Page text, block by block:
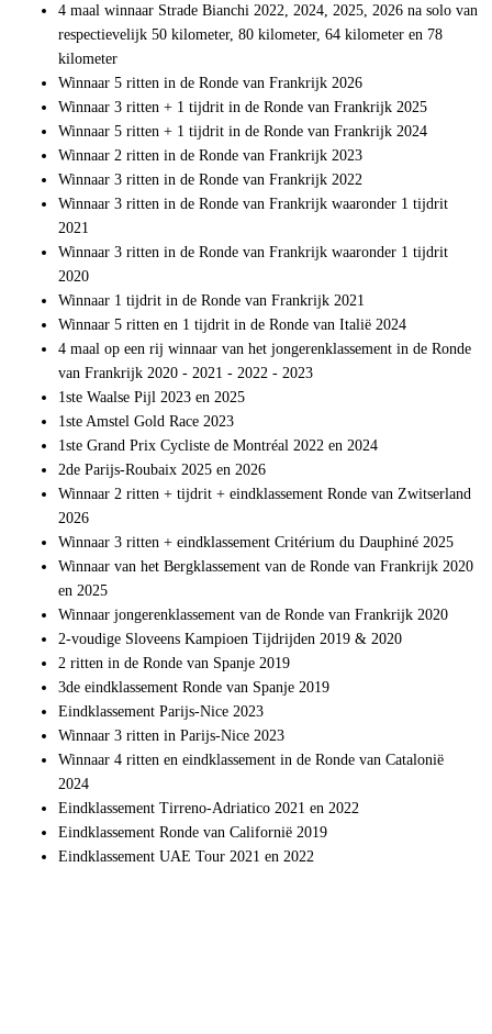
4 maal winnaar Strade Bianchi 2022, 2024, 2025, 2026 na solo van
respectievelijk 50 kilometer, 80 kilometer, 64 kilometer en 78
kilometer
Winnaar 5 ritten in de Ronde van Frankrijk 2026
Winnaar 3 ritten + 1 tijdrit in de Ronde van Frankrijk 2025
Winnaar 5 ritten + 1 tijdrit in de Ronde van Frankrijk 2024
Winnaar 2 ritten in de Ronde van Frankrijk 2023
Winnaar 3 ritten in de Ronde van Frankrijk 2022
Winnaar 3 ritten in de Ronde van Frankrijk waaronder 1 tijdrit
2021
Winnaar 3 ritten in de Ronde van Frankrijk waaronder 1 tijdrit
2020
Winnaar 1 tijdrit in de Ronde van Frankrijk 2021
Winnaar 5 ritten en 1 tijdrit in de Ronde van Italië 2024
4 maal op een rij winnaar van het jongerenklassement in de Ronde
van Frankrijk 2020 - 2021 - 2022 - 2023
1ste Waalse Pijl 2023 en 2025
1ste Amstel Gold Race 2023
1ste Grand Prix Cycliste de Montréal 2022 en 2024
2de Parijs-Roubaix 2025 en 2026
Winnaar 2 ritten + tijdrit + eindklassement Ronde van Zwitserland
2026
Winnaar 3 ritten + eindklassement Critérium du Dauphiné 2025
Winnaar van het Bergklassement van de Ronde van Frankrijk 2020
en 2025
Winnaar jongerenklassement van de Ronde van Frankrijk 2020
2-voudige Sloveens Kampioen Tijdrijden 2019 & 2020
2 ritten in de Ronde van Spanje 2019
3de eindklassement Ronde van Spanje 2019
Eindklassement Parijs-Nice 2023
Winnaar 3 ritten in Parijs-Nice 2023
Winnaar 4 ritten en eindklassement in de Ronde van Catalonië
2024
Eindklassement Tirreno-Adriatico 2021 en 2022
Eindklassement Ronde van Californië 2019
Eindklassement UAE Tour 2021 en 2022